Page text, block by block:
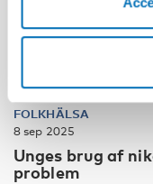
FOLKHÄLSA
8 sep 2025
Unges brug af
problem